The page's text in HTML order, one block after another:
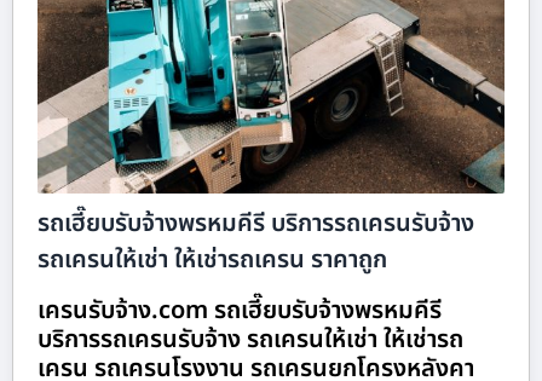
รถเฮี๊ยบรับจ้างพรหมคีรี บริการรถเครนรับจ้าง
รถเครนให้เช่า ให้เช่ารถเครน ราคาถูก
เครนรับจ้าง.com รถเฮี๊ยบรับจ้างพรหมคีรี
บริการรถเครนรับจ้าง รถเครนให้เช่า ให้เช่ารถ
เครน รถเครนโรงงาน รถเครนยกโครงหลังคา